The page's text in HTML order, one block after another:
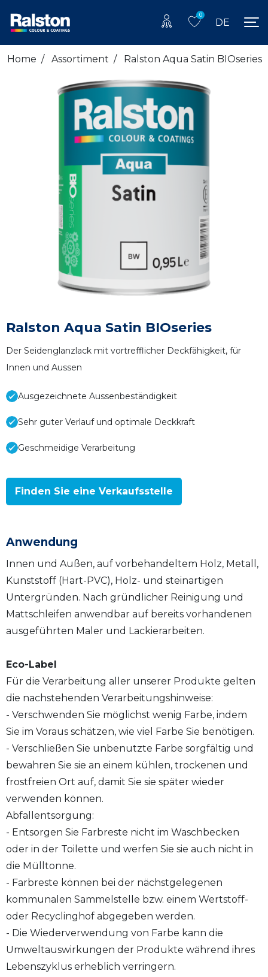
0
DE
Home / Assortiment / Ralston Aqua Satin BIOseries
Ralston Aqua Satin BIOseries
Der Seidenglanzlack mit vortrefflicher Deckfähigkeit, für
Innen und Aussen
Ausgezeichnete Aussenbeständigkeit
Sehr guter Verlauf und optimale Deckkraft
Geschmeidige Verarbeitung
Finden Sie eine Verkaufsstelle
Anwendung
Innen und Außen, auf vorbehandeltem Holz, Metall,
Kunststoff (Hart-PVC), Holz- und steinartigen
Untergründen. Nach gründlicher Reinigung und
Mattschleifen anwendbar auf bereits vorhandenen
ausgeführten Maler und Lackierarbeiten.
Eco-Label
Für die Verarbeitung aller unserer Produkte gelten
die nachstehenden Verarbeitungshinweise:
- Verschwenden Sie möglichst wenig Farbe, indem
Sie im Voraus schätzen, wie viel Farbe Sie benötigen.
- Verschließen Sie unbenutzte Farbe sorgfältig und
bewahren Sie sie an einem kühlen, trockenen und
frostfreien Ort auf, damit Sie sie später wieder
verwenden können.
Abfallentsorgung:
- Entsorgen Sie Farbreste nicht im Waschbecken
oder in der Toilette und werfen Sie sie auch nicht in
die Mülltonne.
- Farbreste können bei der nächstgelegenen
kommunalen Sammelstelle bzw. einem Wertstoff-
oder Recyclinghof abgegeben werden.
- Die Wiederverwendung von Farbe kann die
Umweltauswirkungen der Produkte während ihres
Lebenszyklus erheblich verringern.